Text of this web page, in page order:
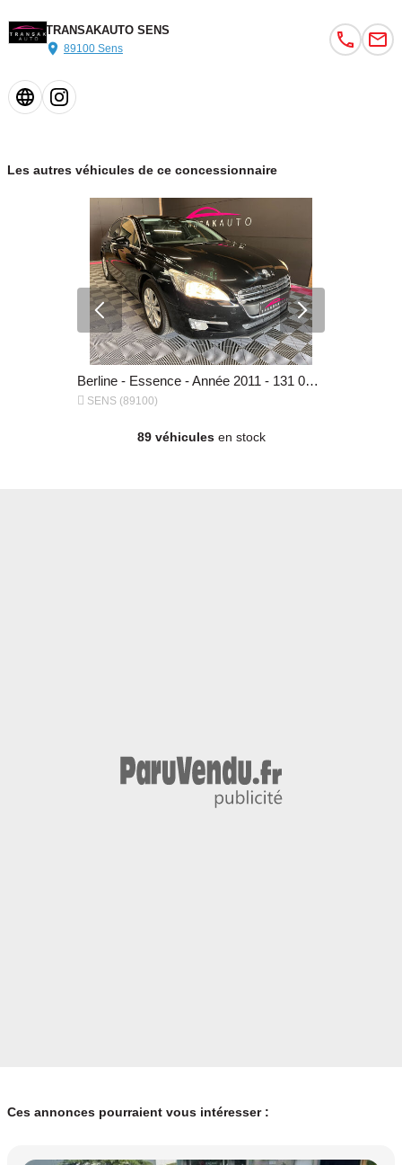
TRANSAKAUTO SENS
89100 Sens
Les autres véhicules de ce concessionnaire
Berline - Essence - Année 2011 - 131 000 km, 5 990 €
 SENS (89100)
89 véhiculesen stock
Ces annonces pourraient vous intéresser :